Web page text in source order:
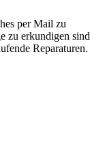
per Mail zu
zu erkundigen sind
Reparaturen.